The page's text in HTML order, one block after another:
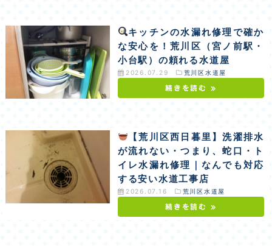
キッチンの水漏れ修理で確か
な安心を！荒川区（宮ノ前駅・
小台駅）の頼れる水道屋
2026.07.29 荒川区水道屋
続きを読む »
【荒川区西日暮里】洗濯排水
が流れない・つまり、蛇口・ト
イレ水漏れ修理｜なんでも対応
する安い水道工事店
2026.07.16 荒川区水道屋
続きを読む »